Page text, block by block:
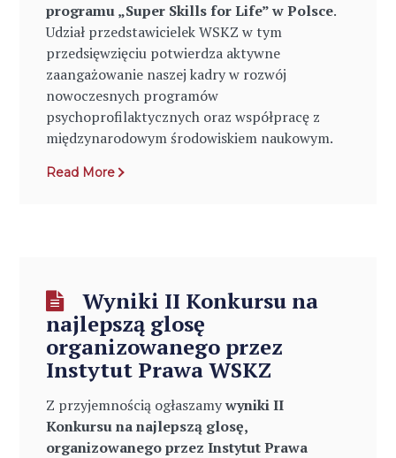
programu „Super Skills for Life” w Polsce.
Udział przedstawicielek WSKZ w tym
przedsięwzięciu potwierdza aktywne
zaangażowanie naszej kadry w rozwój
nowoczesnych programów
psychoprofilaktycznych oraz współpracę z
międzynarodowym środowiskiem naukowym.
Read More
Wyniki II Konkursu na
najlepszą glosę
organizowanego przez
Instytut Prawa WSKZ
Z przyjemnością ogłaszamywyniki II
Konkursu na najlepszą glosę,
organizowanego przez Instytut Prawa